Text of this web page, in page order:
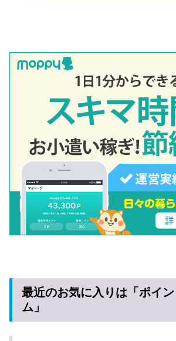
最近のお気に入りは「ポイ
ム」